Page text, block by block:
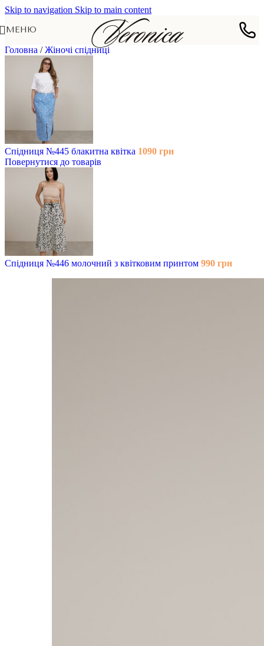
Skip to navigation Skip to main content
МЕНЮ
Головна / Жіночі спідниці
Спідниця №445 блакитна квітка 1090 грн
Повернутися до товарів
Спідниця №446 молочний з квітковим принтом 990 грн